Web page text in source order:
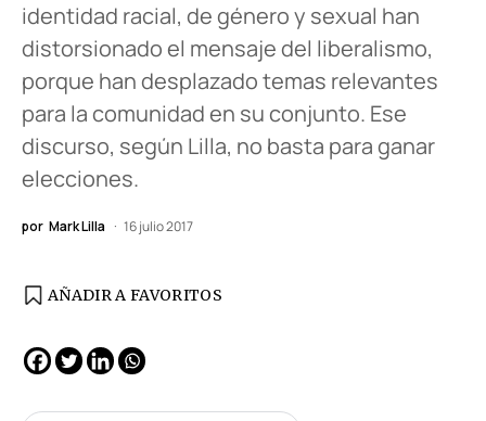
identidad racial, de género y sexual han
distorsionado el mensaje del liberalismo,
porque han desplazado temas relevantes
para la comunidad en su conjunto. Ese
discurso, según Lilla, no basta para ganar
elecciones.
por Mark Lilla 16 julio 2017
AÑADIR A FAVORITOS